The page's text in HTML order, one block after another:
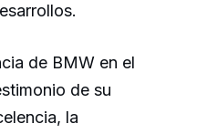
de BMW en el
de su
la